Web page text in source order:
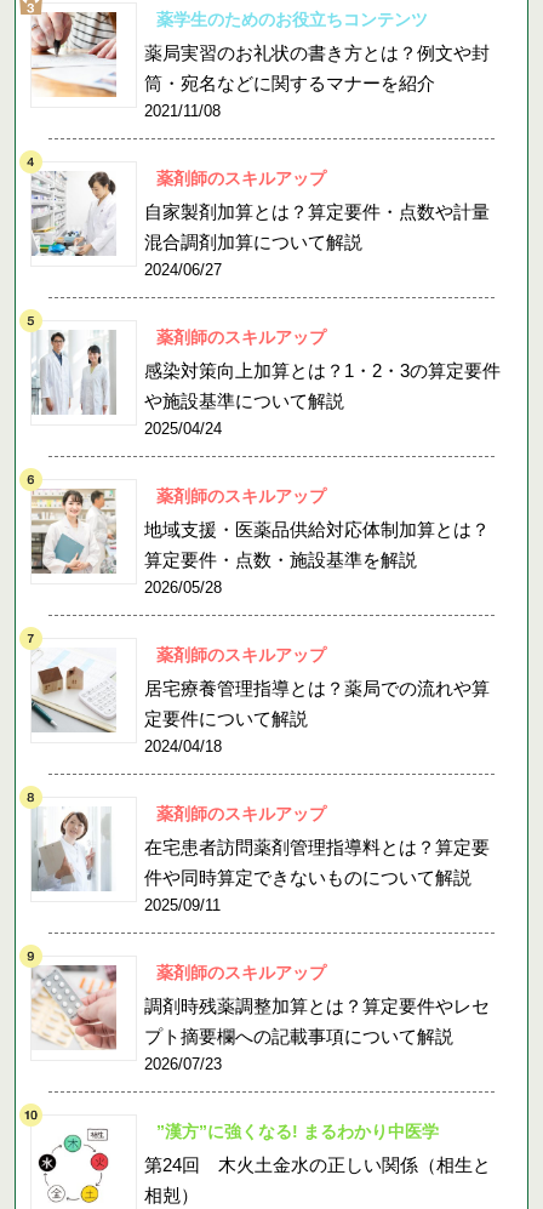
薬学生のためのお役立ちコンテンツ
薬局実習のお礼状の書き方とは？例文や封
筒・宛名などに関するマナーを紹介
2021/11/08
薬剤師のスキルアップ
自家製剤加算とは？算定要件・点数や計量
混合調剤加算について解説
2024/06/27
薬剤師のスキルアップ
感染対策向上加算とは？1・2・3の算定要件
や施設基準について解説
2025/04/24
薬剤師のスキルアップ
地域支援・医薬品供給対応体制加算とは？
算定要件・点数・施設基準を解説
2026/05/28
薬剤師のスキルアップ
居宅療養管理指導とは？薬局での流れや算
定要件について解説
2024/04/18
薬剤師のスキルアップ
在宅患者訪問薬剤管理指導料とは？算定要
件や同時算定できないものについて解説
2025/09/11
薬剤師のスキルアップ
調剤時残薬調整加算とは？算定要件やレセ
プト摘要欄への記載事項について解説
2026/07/23
”漢方”に強くなる! まるわかり中医学
第24回 木火土金水の正しい関係（相生と
相剋）